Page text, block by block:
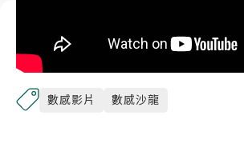
數感影片 數感沙龍